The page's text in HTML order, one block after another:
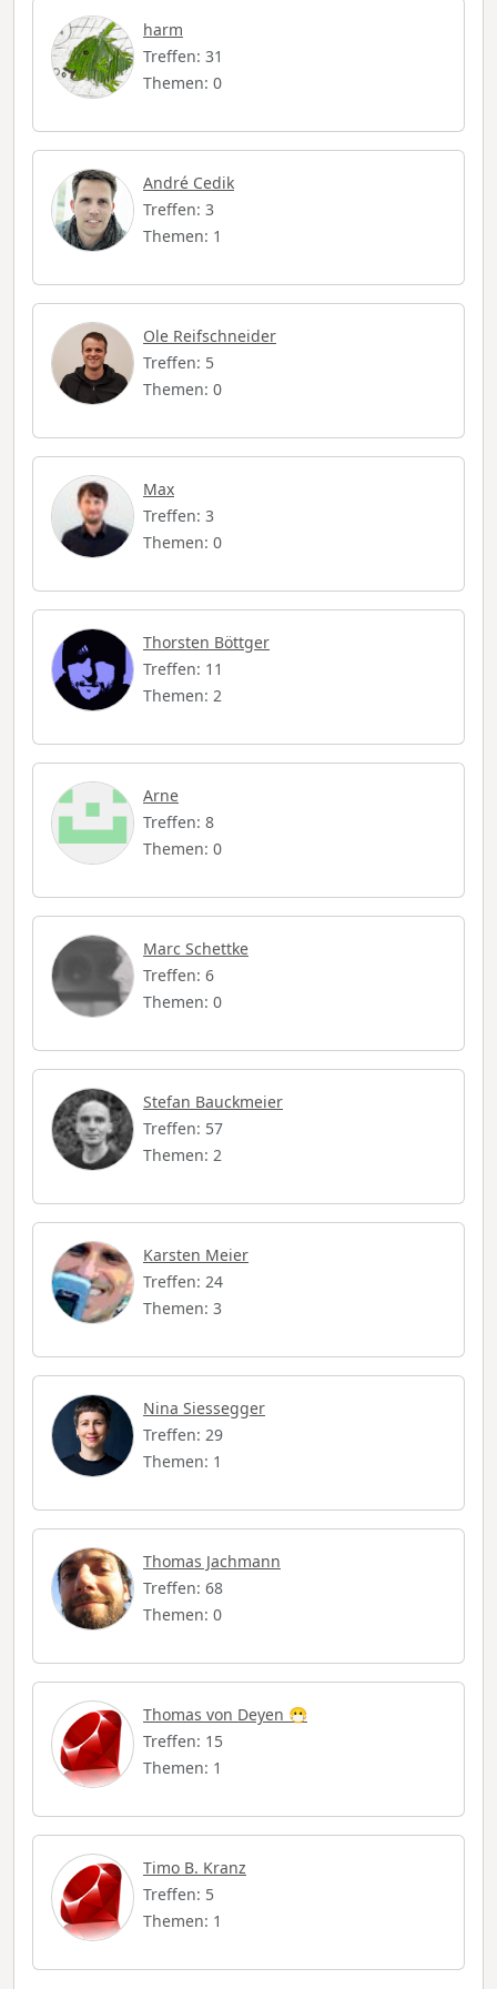
harm
Treffen: 31
Themen: 0
André Cedik
Treffen: 3
Themen: 1
Ole Reifschneider
Treffen: 5
Themen: 0
Max
Treffen: 3
Themen: 0
Thorsten Böttger
Treffen: 11
Themen: 2
Arne
Treffen: 8
Themen: 0
Marc Schettke
Treffen: 6
Themen: 0
Stefan Bauckmeier
Treffen: 57
Themen: 2
Karsten Meier
Treffen: 24
Themen: 3
Nina Siessegger
Treffen: 29
Themen: 1
Thomas Jachmann
Treffen: 68
Themen: 0
Thomas von Deyen 😷
Treffen: 15
Themen: 1
Timo B. Kranz
Treffen: 5
Themen: 1